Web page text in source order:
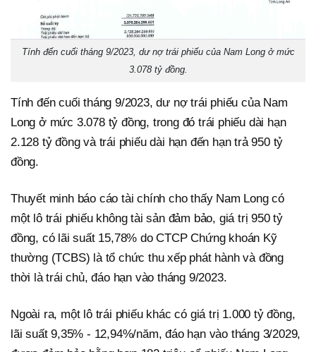
Tính đến cuối tháng 9/2023, dư nợ trái phiếu của Nam Long ở mức
3.078 tỷ đồng.
Tính đến cuối tháng 9/2023, dư nợ trái phiếu của Nam
Long ở mức 3.078 tỷ đồng, trong đó trái phiếu dài hạn
2.128 tỷ đồng và trái phiếu dài hạn đến hạn trả 950 tỷ
đồng.
Thuyết minh báo cáo tài chính cho thấy Nam Long có
một lô trái phiếu không tài sản đảm bảo, giá trị 950 tỷ
đồng, có lãi suất 15,78% do CTCP Chứng khoán Kỹ
thường (TCBS) là tổ chức thu xếp phát hành và đồng
thời là trái chủ, đáo hạn vào tháng 9/2023.
Ngoài ra, một lô trái phiếu khác có giá trị 1.000 tỷ đồng,
lãi suất 9,35% - 12,94%/năm, đáo hạn vào tháng 3/2029,